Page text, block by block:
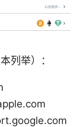
列举）：